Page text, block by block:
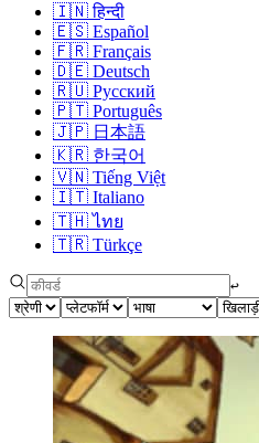
🇮🇳 हिन्दी
🇪🇸 Español
🇫🇷 Français
🇩🇪 Deutsch
🇷🇺 Русский
🇵🇹 Português
🇯🇵 日本語
🇰🇷 한국어
🇻🇳 Tiếng Việt
🇮🇹 Italiano
🇹🇭 ไทย
🇹🇷 Türkçe
↩︎